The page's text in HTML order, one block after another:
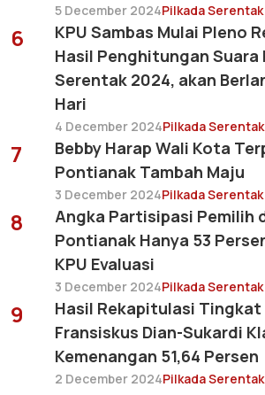
5 December 2024Pilkada Serentak
6
KPU Sambas Mulai Pleno
Hasil Penghitungan Suara
Serentak 2024, akan
Hari
4 December 2024Pilkada Serentak
7
Bebby Harap Wali Kota
Pontianak Tambah Maju
3 December 2024Pilkada Serentak
8
Angka Partisipasi Pemilih
Pontianak Hanya 53
KPU Evaluasi
3 December 2024Pilkada Serentak
9
Hasil Rekapitulasi Tingkat
Fransiskus Dian-Sukardi
Kemenangan 51,64 Persen
2 December 2024Pilkada Serentak